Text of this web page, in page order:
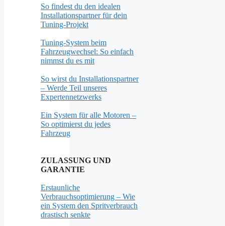
So findest du den idealen
Installationspartner für dein
Tuning-Projekt
Tuning-System beim
Fahrzeugwechsel: So einfach
nimmst du es mit
So wirst du Installationspartner
– Werde Teil unseres
Expertennetzwerks
Ein System für alle Motoren –
So optimierst du jedes
Fahrzeug
ZULASSUNG UND
GARANTIE
Erstaunliche
Verbrauchsoptimierung – Wie
ein System den Spritverbrauch
drastisch senkte